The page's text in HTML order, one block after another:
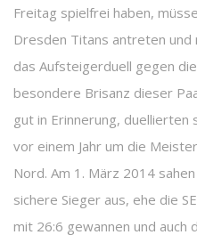
Freitag spielfrei haben,
Dresden Titans antreten
das Aufsteigerduell gegen
besondere Brisanz dieser
gut in Erinnerung, duellierten
vor einem Jahr um die
Nord. Am 1. März 2014
sichere Sieger aus, ehe die
mit 26:6 gewannen und